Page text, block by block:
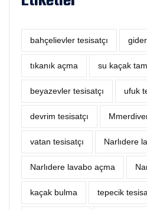
bahçelievler tesisatçı
tıkanık açma su kaçak
beyazevler tesisatçı ufuk
devrim tesisatçı
vatan tesisatçı Narlıdere
Narlıdere lavabo açma
kaçak bulma tepecik